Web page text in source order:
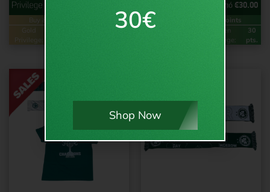
Buy & Earn
Gold
Privilege:
10
από €30.00
Loyalty Points
Gold
Green
Privilege:
30
pts.
30€
Shop Now